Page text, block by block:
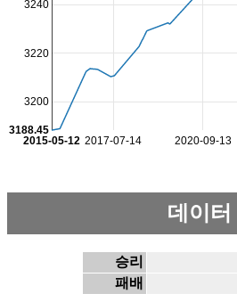
2017-07-14 2020-09-13
2015-05-12
3200
3220
3240
3188.45
데이터
승리
패배